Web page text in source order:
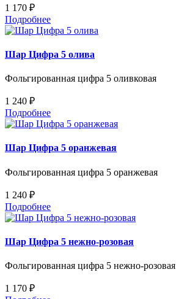
1 170 ₽
Подробнее
Шар Цифра 5 олива
Фольгированная цифра 5 оливковая
1 240 ₽
Подробнее
Шар Цифра 5 оранжевая
Фольгированная цифра 5 оранжевая
1 240 ₽
Подробнее
Шар Цифра 5 нежно-розовая
Фольгированная цифра 5 нежно-розовая
1 170 ₽